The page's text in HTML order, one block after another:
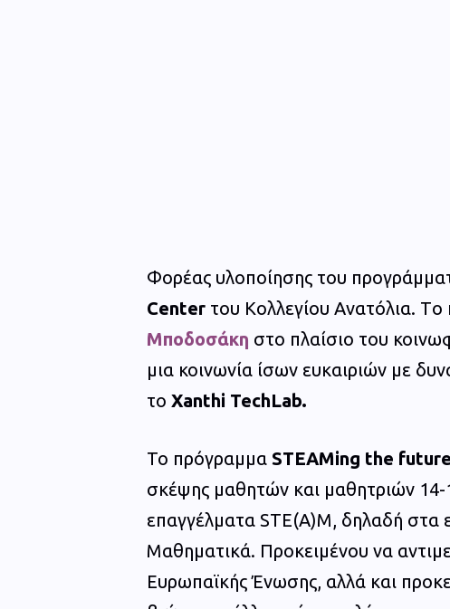
Φορέας υλοποίησης του
Center του Κολλεγίου Ανατόλια.
Μποδοσάκη στο πλαίσιο του
μια κοινωνία ίσων ευκαιριών με
το Xanthi TechLab.
Το πρόγραμμα STEAMing the future
σκέψης μαθητών και μαθητριών
επαγγέλματα STE(Α)M, δηλαδή στα
Μαθηματικά. Προκειμένου να
Ευρωπαϊκής Ένωσης, αλλά και